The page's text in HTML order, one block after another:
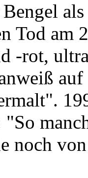
Tod am
-rot,
noch